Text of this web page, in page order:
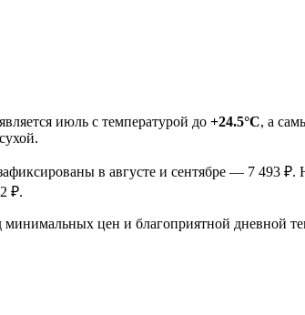
июль с температурой до +24.5°C, а
в августе и сентябре — 7 493
₽.
минимальных цен и благоприятной дневной